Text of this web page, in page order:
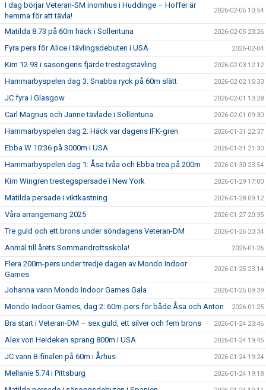
I dag börjar Veteran-SM inomhus i Huddinge – Hoffer är
hemma för att tävla!
2026-02-06 10:54
Matilda 8.73 på 60m häck i Sollentuna 2026-02-05 23:26
Fyra pers för Alice i tävlingsdebuten i USA 2026-02-04
Kim 12.93 i säsongens fjärde trestegstävling 2026-02-03 12:12
Hammarbyspelen dag 3: Snabba ryck på 60m slätt 2026-02-02 15:33
JC fyra i Glasgow 2026-02-01 13:28
Carl Magnus och Janne tävlade i Sollentuna 2026-02-01 09:30
Hammarbyspelen dag 2: Häck var dagens IFK-gren 2026-01-31 22:37
Ebba W 10:36 på 3000m i USA 2026-01-31 21:30
Hammarbyspelen dag 1: Åsa tvåa och Ebba trea på 200m 2026-01-30 23:54
Kim Wingren trestegspersade i New York 2026-01-29 17:00
Matilda persade i viktkastning 2026-01-28 09:12
Våra arrangemang 2025 2026-01-27 20:35
Tre guld och ett brons under söndagens Veteran-DM 2026-01-26 20:34
Anmäl till årets Sommaridrottsskola! 2026-01-26
Flera 200m-pers under tredje dagen av Mondo Indoor
Games
2026-01-25 23:14
Johanna vann Mondo Indoor Games Gala 2026-01-25 09:39
Mondo Indoor Games, dag 2: 60m-pers för både Åsa och Anton 2026-01-25
Bra start i Veteran-DM – sex guld, ett silver och fem brons 2026-01-24 23:46
Alex von Heideken sprang 800m i USA 2026-01-24 19:45
JC vann B-finalen på 60m i Århus 2026-01-24 19:24
Mellanie 5.74 i Pittsburg 2026-01-24 19:18